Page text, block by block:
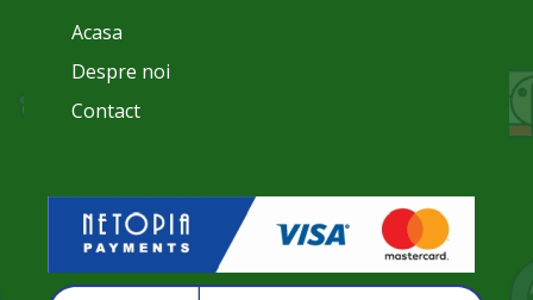
Acasa
Despre noi
Contact